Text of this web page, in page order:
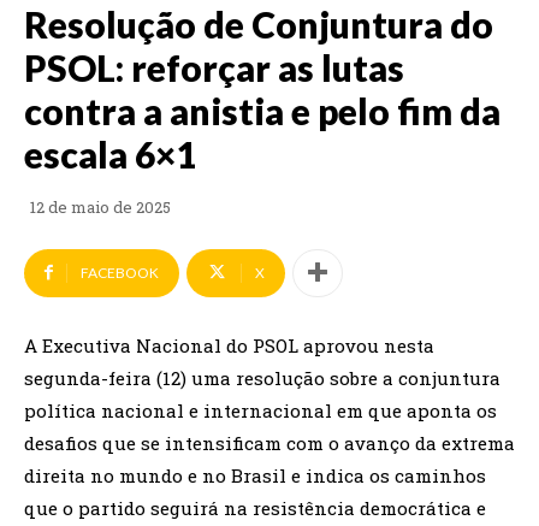
Resolução de Conjuntura do
PSOL: reforçar as lutas
contra a anistia e pelo fim da
escala 6×1
12 de maio de 2025
FACEBOOK X
A Executiva Nacional do PSOL aprovou nesta
segunda-feira (12) uma resolução sobre a conjuntura
política nacional e internacional em que aponta os
desafios que se intensificam com o avanço da extrema
direita no mundo e no Brasil e indica os caminhos
que o partido seguirá na resistência democrática e